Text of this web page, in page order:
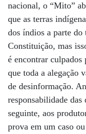
nacional, o “Mito”
que as terras
dos índios a parte
Constituição, mas
é encontrar culpados
que toda a alegação
de desinformação.
responsabilidade
seguinte, aos
prova em um caso